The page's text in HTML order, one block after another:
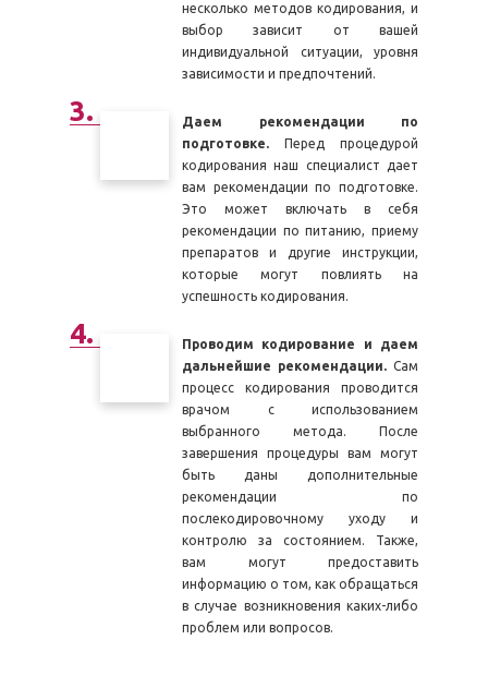
несколько методов кодирования, и
выбор зависит от вашей
индивидуальной ситуации, уровня
зависимости и предпочтений.
Даем рекомендации по
подготовке. Перед процедурой
кодирования наш специалист дает
вам рекомендации по подготовке.
Это может включать в себя
рекомендации по питанию, приему
препаратов и другие инструкции,
которые могут повлиять на
успешность кодирования.
Проводим кодирование и даем
дальнейшие рекомендации. Сам
процесс кодирования проводится
врачом с использованием
выбранного метода. После
завершения процедуры вам могут
быть даны дополнительные
рекомендации по
послекодировочному уходу и
контролю за состоянием. Также,
вам могут предоставить
информацию о том, как обращаться
в случае возникновения каких-либо
проблем или вопросов.